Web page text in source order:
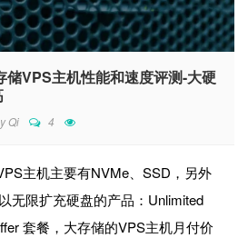
VPS主机性能和速度评测-大硬
Qi 4
主机主要有NVMe、SSD，另外
无限扩充硬盘的产品：Unlimited
套餐，大存储的VPS主机月付价